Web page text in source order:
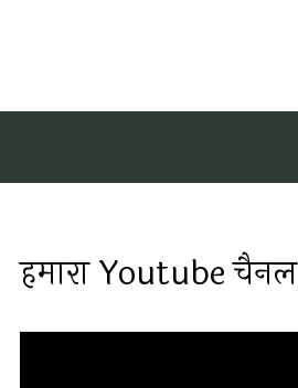
हमारा Youtube चैनल